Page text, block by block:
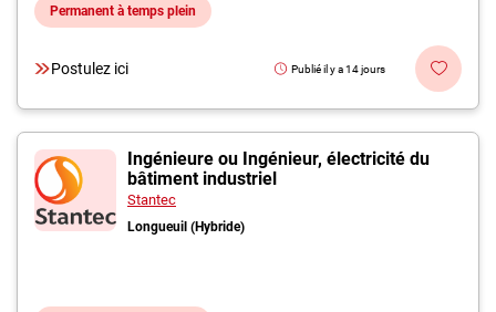
Permanent à temps plein
Postulez ici Publié il y a 14 jours
Ingénieure ou Ingénieur, électricité du
bâtiment industriel
Stantec
Longueuil (Hybride)